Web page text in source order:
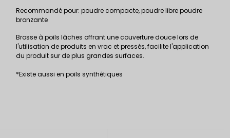
Recommandé pour: poudre compacte, poudre libre poudre
bronzante
Brosse à poils lâches offrant une couverture douce lors de
l'utilisation de produits en vrac et pressés, facilite l'application
du produit sur de plus grandes surfaces.
*Existe aussi en poils synthétiques